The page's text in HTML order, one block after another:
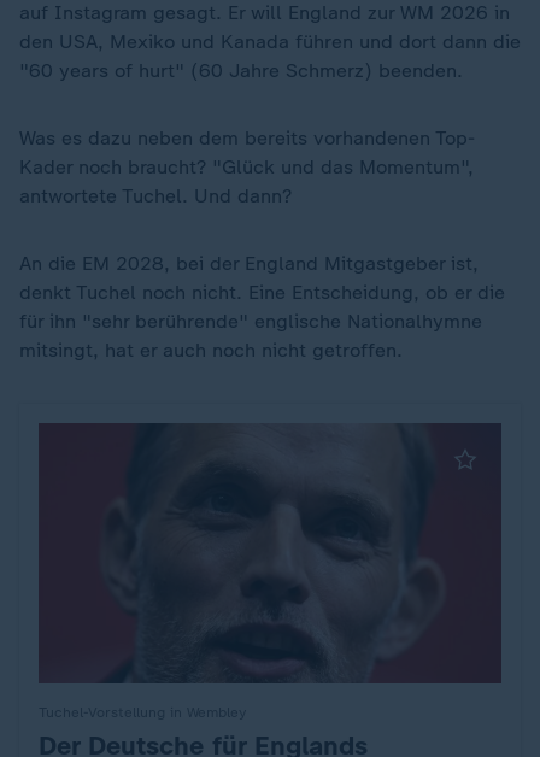
auf Instagram gesagt. Er will England zur WM 2026 in
den USA, Mexiko und Kanada führen und dort dann die
"60 years of hurt" (60 Jahre Schmerz) beenden.
Was es dazu neben dem bereits vorhandenen Top-
Kader noch braucht? "Glück und das Momentum",
antwortete Tuchel. Und dann?
An die EM 2028, bei der England Mitgastgeber ist,
denkt Tuchel noch nicht. Eine Entscheidung, ob er die
für ihn "sehr berührende" englische Nationalhymne
mitsingt, hat er auch noch nicht getroffen.
:Der Deutsche für Englands